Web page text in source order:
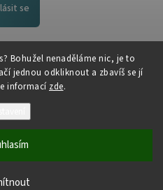
Bohužel nenaděláme nic, je to
jednou odkliknout a zbavíš se jí
informací zde.
se